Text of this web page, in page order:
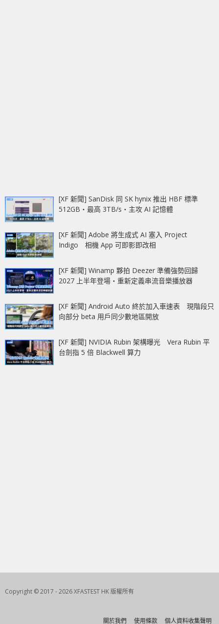
[XF 新聞] SanDisk 同 SK hynix 推出 HBF 標準
512GB‧最高 3TB/s‧主攻 AI 記憶體
[XF 新聞] Adobe 將生成式 AI 塞入 Project
Indigo 相機 App 可即影即改相
[XF 新聞] Winamp 夥拍 Deezer 準備強勢回歸
2027 上半年登場‧重新定義串流音樂播放器
[XF 新聞] Android Auto 終於加入車速表 現階段只
向部分 beta 用戶同少數地區開放
[XF 新聞] NVIDIA Rubin 架構曝光 Vera Rubin 平
台劍指 5 倍 Blackwell 算力
Copyright © 2017 - 2026 XFASTEST HK 版權所有
關於我們 使用條款 個人資料收集聲明